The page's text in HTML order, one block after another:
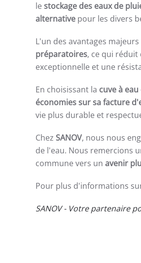
le stockage des eaux de
alternative pour les divers
L'un des avantages
préparatoires, ce qui
exceptionnelle et une
En choisissant la cuve à
économies sur sa facture
vie plus durable et
Chez SANOV, nous nous
de l'eau. Nous remercions
commune vers un avenir
Pour plus d'informations
SANOV - Votre partenaire